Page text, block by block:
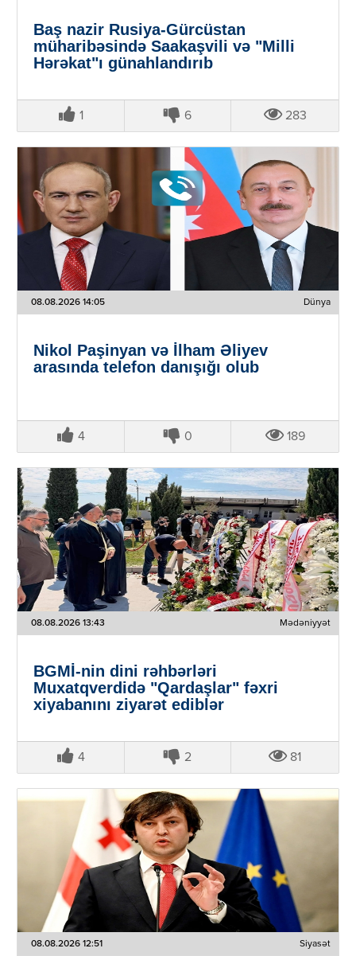
Baş nazir Rusiya-Gürcüstan
müharibəsində Saakaşvili və "Milli
Hərəkat"ı günahlandırıb
1 6 283
08.08.2026 14:05 Dünya
Nikol Paşinyan və İlham Əliyev
arasında telefon danışığı olub
4 0 189
08.08.2026 13:43 Mədəniyyət
BGMİ-nin dini rəhbərləri
Muxatqverdidə "Qardaşlar" fəxri
xiyabanını ziyarət ediblər
4 2 81
08.08.2026 12:51 Siyasət